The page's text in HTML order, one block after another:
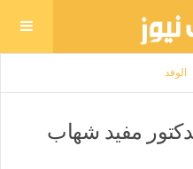
الوفد
مفيد شهاب